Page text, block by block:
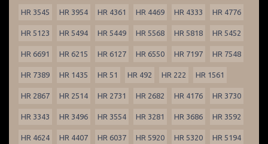
HR 3545 HR 3954 HR 4361 HR 4469 HR 4333 HR 4776
HR 5123 HR 5494 HR 5449 HR 5568 HR 5818 HR 5452
HR 6691 HR 6215 HR 6127 HR 6550 HR 7197 HR 7548
HR 7389 HR 1435 HR 51 HR 492 HR 222 HR 1561
HR 2867 HR 2514 HR 2731 HR 2682 HR 4176 HR 3730
HR 3343 HR 3496 HR 3554 HR 3281 HR 3686 HR 3592
HR 4624 HR 4407 HR 6037 HR 5920 HR 5320 HR 5194